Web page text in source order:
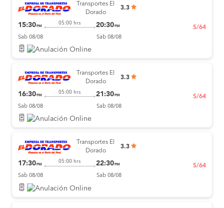
Transportes El
Dorado
3.3
15:30 PM
05:00 hrs 20:30 PM
Sab 08/08 Sab 08/08
S/64
Transportes El
Dorado
3.3
16:30 PM
05:00 hrs 21:30 PM
Sab 08/08 Sab 08/08
S/64
Transportes El
Dorado
3.3
17:30PM
05:00 hrs 22:30PM
Sab 08/08 Sab 08/08
S/64